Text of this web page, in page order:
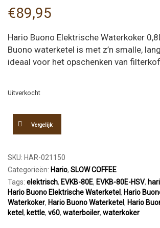
€89,95
Hario Buono Elektrische Waterkoker
Buono waterketel is met z’n smalle,
ideaal voor het opschenken van
Uitverkocht
Vergelijk
SKU: HAR-021150
Categorieën: Hario, SLOW COFFEE
Tags: elektrisch, EVKB-80E, EVKB-80E-HSV,
Hario Buono Elektrische Waterketel, Hario
Waterkoker, Hario Buono Waterketel, Hario
ketel, kettle, v60, waterboiler, waterkoker